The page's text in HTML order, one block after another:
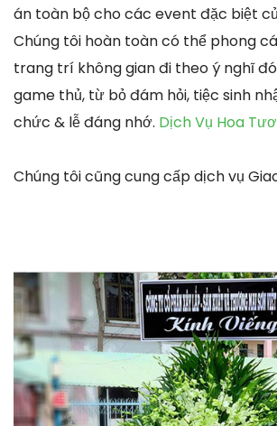
án toàn bộ cho các event đặc biệt
Chúng tôi hoàn toàn có thể phong
trang trí không gian đi theo ý nghĩ
game thủ, từ bỏ đám hỏi, tiệc sinh
chức & lễ đáng nhớ. Dịch Vụ Hoa
Chúng tôi cũng cung cấp dịch vụ